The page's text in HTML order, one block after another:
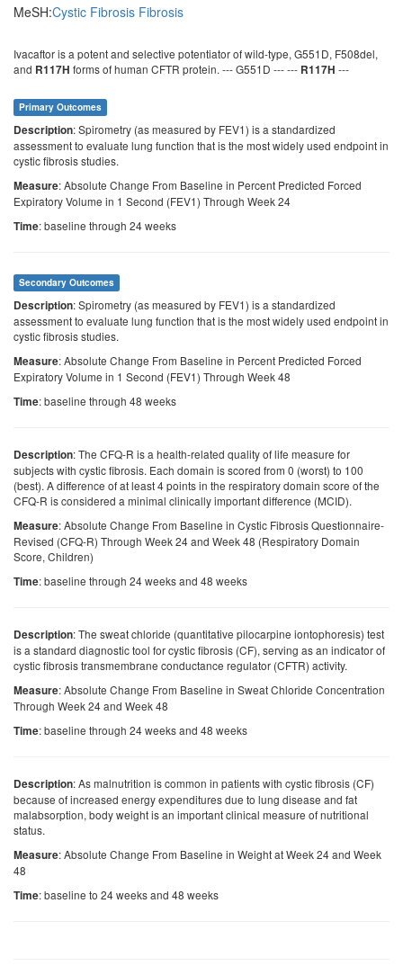
MeSH:Cystic Fibrosis Fibrosis
Ivacaftor is a potent and selective potentiator of wild-type, G551D, F508del,
and R117H forms of human CFTR protein. --- G551D --- --- R117H ---
Primary Outcomes
Description: Spirometry (as measured by FEV1) is a standardized
assessment to evaluate lung function that is the most widely used endpoint in
cystic fibrosis studies.
Measure: Absolute Change From Baseline in Percent Predicted Forced
Expiratory Volume in 1 Second (FEV1) Through Week 24
Time: baseline through 24 weeks
Secondary Outcomes
Description: Spirometry (as measured by FEV1) is a standardized
assessment to evaluate lung function that is the most widely used endpoint in
cystic fibrosis studies.
Measure: Absolute Change From Baseline in Percent Predicted Forced
Expiratory Volume in 1 Second (FEV1) Through Week 48
Time: baseline through 48 weeks
Description: The CFQ-R is a health-related quality of life measure for
subjects with cystic fibrosis. Each domain is scored from 0 (worst) to 100
(best). A difference of at least 4 points in the respiratory domain score of the
CFQ-R is considered a minimal clinically important difference (MCID).
Measure: Absolute Change From Baseline in Cystic Fibrosis Questionnaire-
Revised (CFQ-R) Through Week 24 and Week 48 (Respiratory Domain
Score, Children)
Time: baseline through 24 weeks and 48 weeks
Description: The sweat chloride (quantitative pilocarpine iontophoresis) test
is a standard diagnostic tool for cystic fibrosis (CF), serving as an indicator of
cystic fibrosis transmembrane conductance regulator (CFTR) activity.
Measure: Absolute Change From Baseline in Sweat Chloride Concentration
Through Week 24 and Week 48
Time: baseline through 24 weeks and 48 weeks
Description: As malnutrition is common in patients with cystic fibrosis (CF)
because of increased energy expenditures due to lung disease and fat
malabsorption, body weight is an important clinical measure of nutritional
status.
Measure: Absolute Change From Baseline in Weight at Week 24 and Week
48
Time: baseline to 24 weeks and 48 weeks